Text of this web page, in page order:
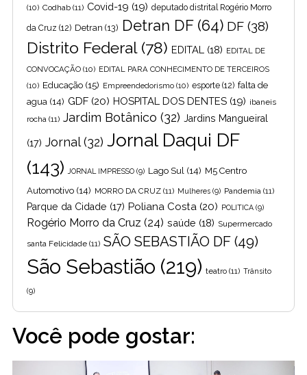
(10) Codhab (11) Covid-19 (19) deputado distrital Rogério Morro
da Cruz (12) Detran (13) Detran DF(64) DF (38)
Distrito Federal(78) EDITAL (18) EDITAL DE
CONVOCAÇÃO (10) EDITAL PARA CONHECIMENTO DE TERCEIROS
(10) Educação (15) Empreendedorismo (10) esporte (12) falta de
agua (14) GDF (20) HOSPITAL DOS DENTES (19) ibaneis
rocha (11) Jardim Botânico (32) Jardins Mangueiral
(17) Jornal(32) Jornal Daqui DF
(143)
JORNAL IMPRESSO (9) Lago Sul (14) M5 Centro
Automotivo (14) MORRO DA CRUZ (11) Mulheres (9) Pandemia (11)
Parque da Cidade (17) Poliana Costa (20) POLITICA (9)
Rogério Morro da Cruz (24) saúde (18) Supermercado
santa Felicidade (11) SÃO SEBASTIÃO DF (49)
São Sebastião (219) teatro (11) Trânsito
(9)
Você pode gostar: